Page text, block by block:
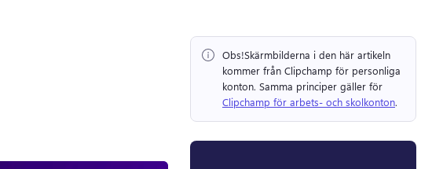
Obs!Skärmbilderna i den här artikeln
kommer från Clipchamp för personliga
konton.
Clipchamp för arbets- och skolkonton.